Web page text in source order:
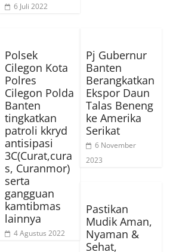
6 Juli 2022
Polsek
Cilegon Kota
Polres
Cilegon Polda
Banten
tingkatkan
patroli kkryd
antisipasi
3C(Curat,cura
s, Curanmor)
serta
gangguan
kamtibmas
lainnya
4 Agustus 2022
Pj Gubernur
Banten
Berangkatkan
Ekspor Daun
Talas Beneng
ke Amerika
Serikat
6 November
2023
Pastikan
Mudik Aman,
Nyaman &
Sehat,